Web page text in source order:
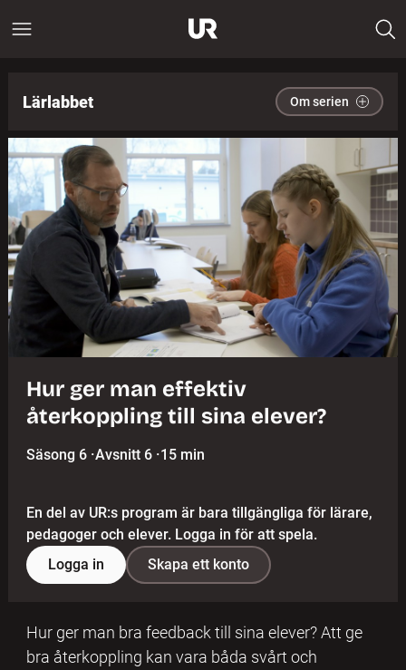
Lärlabbet Om serien
Hur ger man effektiv
återkoppling till sina elever?
Säsong 6 ·Avsnitt 6 ·15 min
En del av UR:s program är bara tillgängliga för lärare,
pedagoger och elever. Logga in för att spela.
Logga in
Skapa ett konto
Hur ger man bra feedback till sina elever? Att ge
bra återkoppling kan vara båda svårt och